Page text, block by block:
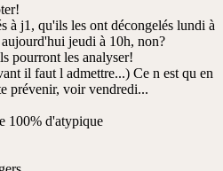
à j1, qu'ils les ont décongelés lundi à
jeudi à 10h, non?
pourront les analyser!
il faut l admettre...) Ce n est qu en
prévenir, voir vendredi...
100% d'atypique